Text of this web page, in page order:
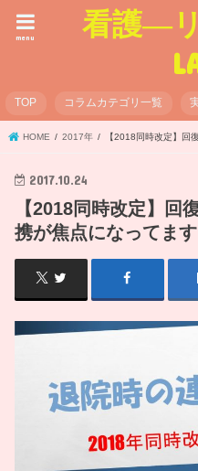
看護―
menu
TOP コラムカテゴリ一覧
HOME 2017年 【2018同時改定】回
2017.10.24
【2018同時改定】回
携が焦点になってます